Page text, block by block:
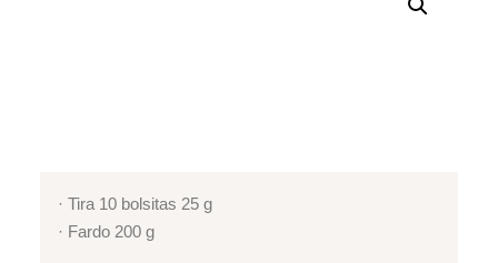
· Tira 10 bolsitas 25 g
· Fardo 200 g